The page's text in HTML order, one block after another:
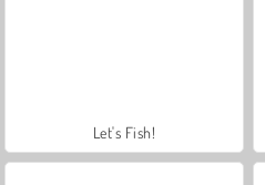
Let's Fish!